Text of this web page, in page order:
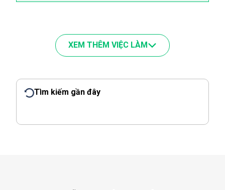
XEM THÊM VIỆC LÀM
Tìm kiếm gần đây